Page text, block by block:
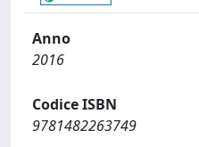
Anno
2016
Codice ISBN
9781482263749